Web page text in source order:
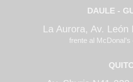
DAULE -
La Aurora, Av. León
frente al